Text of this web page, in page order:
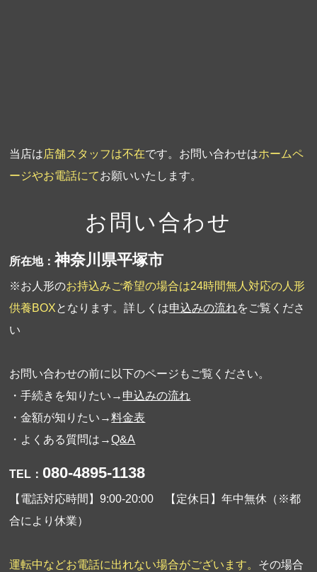
当店は店舗スタッフは不在です。お問い合わせはホームペ
ージやお電話にてお願いいたします。
お問い合わせ
所在地：神奈川県平塚市
※お人形のお持込みご希望の場合は24時間無人対応の人形
供養BOXとなります。詳しくは申込みの流れをご覧くださ
い
お問い合わせの前に以下のページもご覧ください。
・手続きを知りたい→ 申込みの流れ
・金額が知りたい→料金表
・よくある質問は→Q&A
TEL： 080-4895-1138
【電話対応時間】9:00-20:00 【定休日】年中無休（※都
合により休業）
運転中などお電話に出れない場合がございます。 その場合